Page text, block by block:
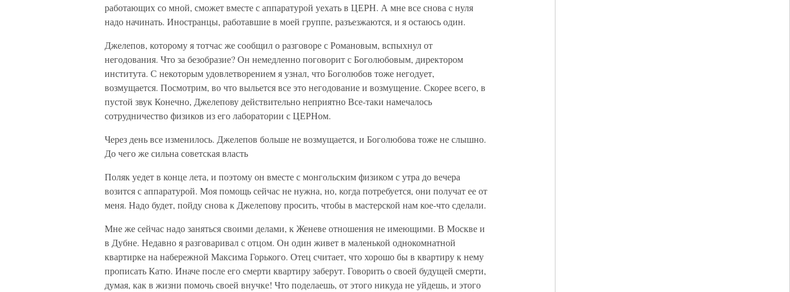
работающих со мной, сможет вместе с аппаратурой уехать в ЦЕРН. А мне все снова с нуля
надо начинать. Иностранцы, работавшие в моей группе, разъезжаются, и я остаюсь один.
Джелепов, которому я тотчас же сообщил о разговоре с Романовым, вспыхнул от
негодования. Что за безобразие? Он немедленно поговорит с Боголюбовым, директором
института. С некоторым удовлетворением я узнал, что Боголюбов тоже негодует,
возмущается. Посмотрим, во что выльется все это негодование и возмущение. Скорее всего, в
пустой звук Конечно, Джелепову действительно неприятно Все-таки намечалось
сотрудничество физиков из его лаборатории с ЦЕРНом.
Через день все изменилось. Джелепов больше не возмущается, и Боголюбова тоже не слышно.
До чего же сильна советская власть
Поляк уедет в конце лета, и поэтому он вместе с монгольским физиком с утра до вечера
возится с аппаратурой. Моя помощь сейчас не нужна, но, когда потребуется, они получат ее от
меня. Надо будет, пойду снова к Джелепову просить, чтобы в мастерской нам кое-что сделали.
Мне же сейчас надо заняться своими делами, к Женеве отношения не имеющими. В Москве и
в Дубне. Недавно я разговаривал с отцом. Он один живет в маленькой однокомнатной
квартирке на набережной Максима Горького. Отец считает, что хорошо бы в квартиру к нему
прописать Катю. Иначе после его смерти квартиру заберут. Говорить о своей будущей смерти,
думая, как в жизни помочь своей внучке! Что поделаешь, от этого никуда не уйдешь, и этого